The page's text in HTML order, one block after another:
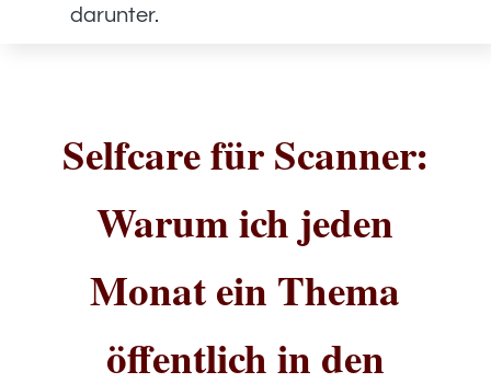
Selfcare für Scanner:
Warum ich jeden
Monat ein Thema
öffentlich in den